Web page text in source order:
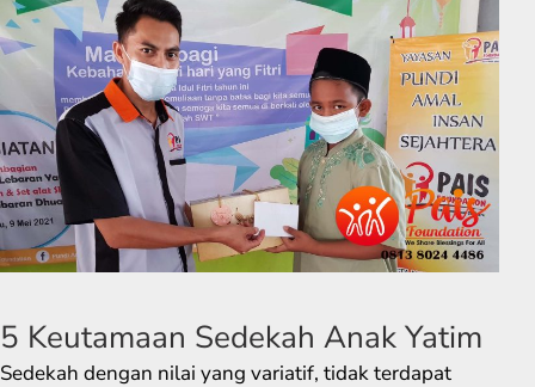
5 Keutamaan Sedekah Anak Yatim
Sedekah dengan nilai yang variatif, tidak terdapat